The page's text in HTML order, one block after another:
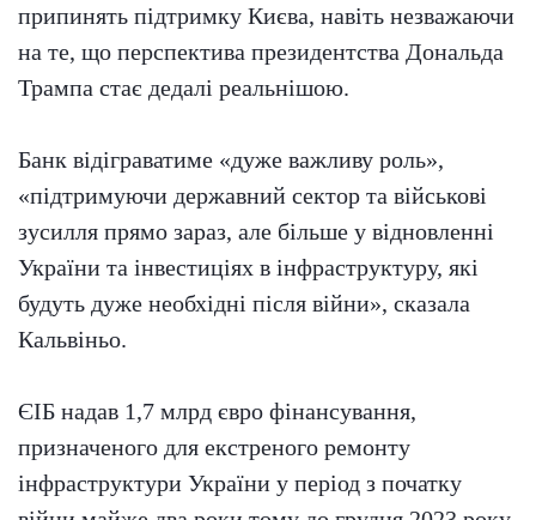
припинять підтримку Києва, навіть незважаючи
на те, що перспектива президентства Дональда
Трампа стає дедалі реальнішою.
Банк відіграватиме «дуже важливу роль»,
«підтримуючи державний сектор та військові
зусилля прямо зараз, але більше у відновленні
України та інвестиціях в інфраструктуру, які
будуть дуже необхідні після війни», сказала
Кальвіньо.
ЄІБ надав 1,7 млрд євро фінансування,
призначеного для екстреного ремонту
інфраструктури України у період з початку